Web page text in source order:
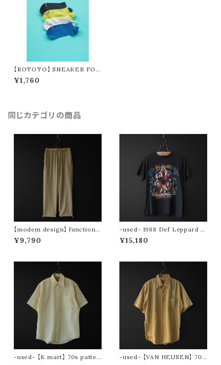
【ROTOTO】 SNEAKER FOO
¥1,760
同じカテゴリの商品
【modem design】 functional
drawstring pants (beige)
¥9,790
-used- 1988 Def Leppard to
ur tee (Hysteria)
¥15,180
-used- 【K mart】 70s patter
-used- 【VAN HEUSEN】 70s